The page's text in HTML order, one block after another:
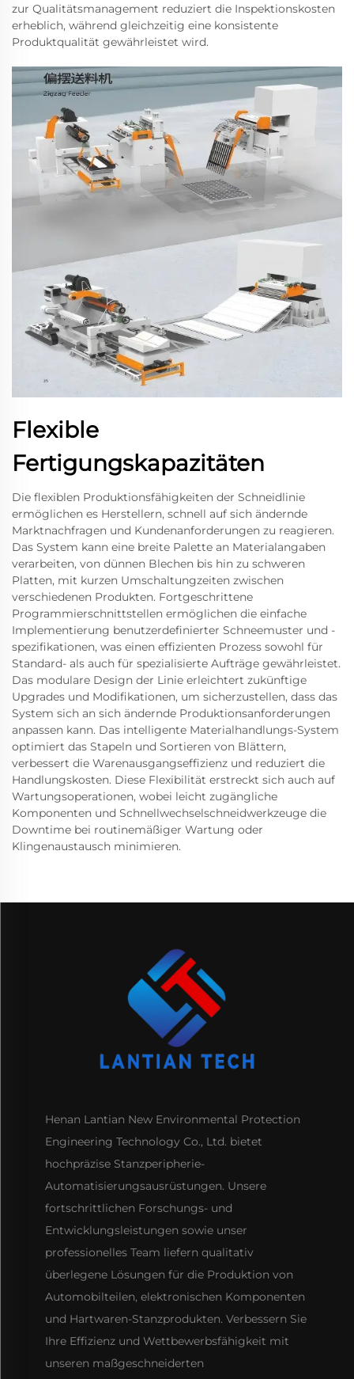
zur Qualitätsmanagement reduziert die Inspektionskosten
erheblich, während gleichzeitig eine konsistente
Produktqualität gewährleistet wird.
Flexible
Fertigungskapazitäten
Die flexiblen Produktionsfähigkeiten der Schneidlinie
ermöglichen es Herstellern, schnell auf sich ändernde
Marktnachfragen und Kundenanforderungen zu reagieren.
Das System kann eine breite Palette an Materialangaben
verarbeiten, von dünnen Blechen bis hin zu schweren
Platten, mit kurzen Umschaltungzeiten zwischen
verschiedenen Produkten. Fortgeschrittene
Programmierschnittstellen ermöglichen die einfache
Implementierung benutzerdefinierter Schneemuster und -
spezifikationen, was einen effizienten Prozess sowohl für
Standard- als auch für spezialisierte Aufträge gewährleistet.
Das modulare Design der Linie erleichtert zukünftige
Upgrades und Modifikationen, um sicherzustellen, dass das
System sich an sich ändernde Produktionsanforderungen
anpassen kann. Das intelligente Materialhandlungs-System
optimiert das Stapeln und Sortieren von Blättern,
verbessert die Warenausgangseffizienz und reduziert die
Handlungskosten. Diese Flexibilität erstreckt sich auch auf
Wartungsoperationen, wobei leicht zugängliche
Komponenten und Schnellwechselschneidwerkzeuge die
Downtime bei routinemäßiger Wartung oder
Klingenaustausch minimieren.
Henan Lantian New Environmental Protection
Engineering Technology Co., Ltd. bietet
hochpräzise Stanzperipherie-
Automatisierungsausrüstungen. Unsere
fortschrittlichen Forschungs- und
Entwicklungsleistungen sowie unser
professionelles Team liefern qualitativ
überlegene Lösungen für die Produktion von
Automobilteilen, elektronischen Komponenten
und Hartwaren-Stanzprodukten. Verbessern Sie
Ihre Effizienz und Wettbewerbsfähigkeit mit
unseren maßgeschneiderten